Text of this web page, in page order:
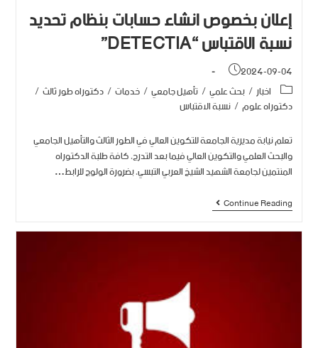
إعلان بخصوص انشاء حسابات بنظام تحديد
نسبة الاقتباس “DETECTIA”
2024-09-04
اخبار/بحث علمي/تأهيل جامعي/خدمات/دكتوراه طور ثالث/
دكتوراه علوم/نسبة الاقتباس
تعلم نيابة مديرية الجامعة للتكوين العالي في الطور الثالث والتأهيل الجامعي
والبحث العلمي والتكوين العالي فيما بعد التدرج، كافة طلبة الدكتوراه
المنتمين لجامعة الشهيد الشيخ العربي التبسي، بضرورة الولوج للرابط…
Continue Reading